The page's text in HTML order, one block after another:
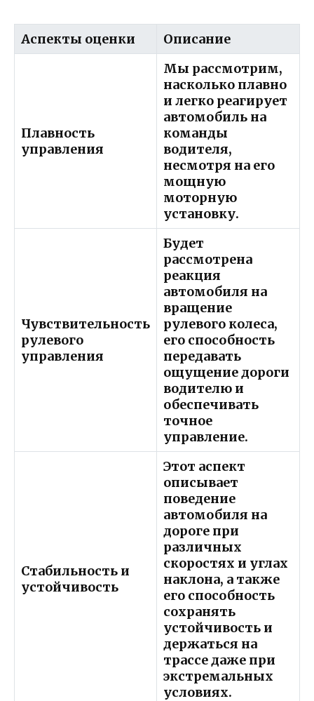
Аспекты оценки Описание
Плавность
управления
Мы рассмотрим,
насколько плавно
и легко реагирует
автомобиль на
команды
водителя,
несмотря на его
мощную
моторную
установку.
Чувствительность
рулевого
управления
Будет
рассмотрена
реакция
автомобиля на
вращение
рулевого колеса,
его способность
передавать
ощущение дороги
водителю и
обеспечивать
точное
управление.
Стабильность и
устойчивость
Этот аспект
описывает
поведение
автомобиля на
дороге при
различных
скоростях и углах
наклона, а также
его способность
сохранять
устойчивость и
держаться на
трассе даже при
экстремальных
условиях.